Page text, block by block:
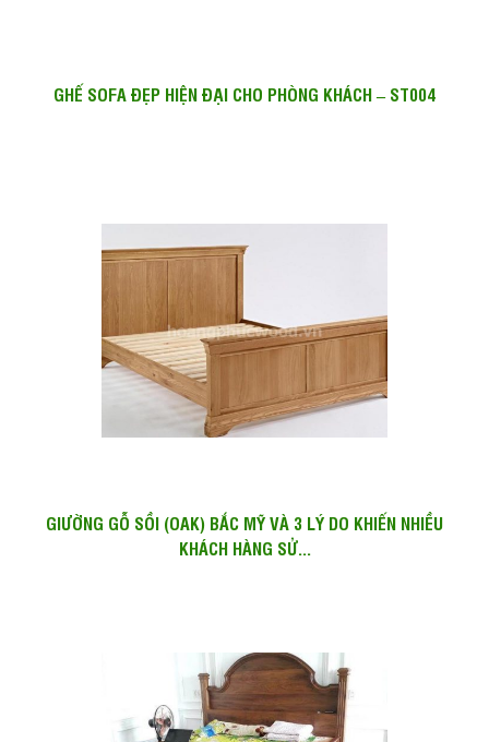
GHẾ SOFA ĐẸP HIỆN ĐẠI CHO PHÒNG KHÁCH – ST004
GIƯỜNG GỖ SỒI (OAK) BẮC MỸ VÀ 3 LÝ DO KHIẾN NHIỀU
KHÁCH HÀNG SỬ...